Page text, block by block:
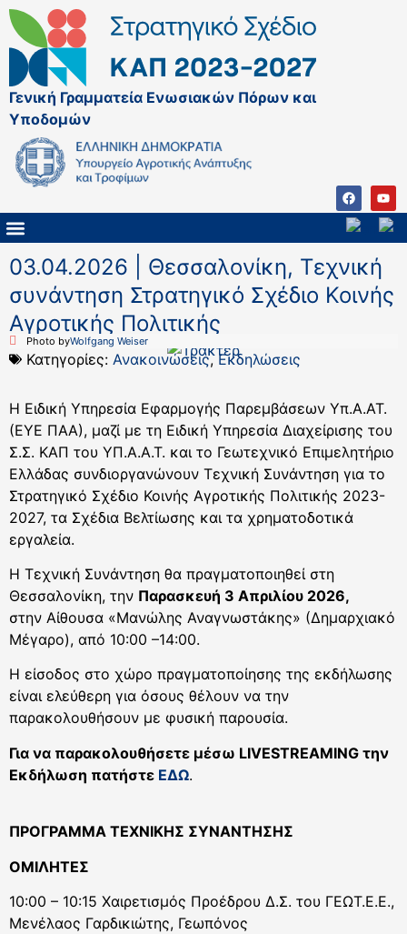
Γενική Γραμματεία Ενωσιακών Πόρων και
Υποδομών
03.04.2026 | Θεσσαλονίκη, Τεχνική
συνάντηση Στρατηγικό Σχέδιο Κοινής
Αγροτικής Πολιτικής
Photo byWolfgang Weiser
Κατηγορίες: Ανακοινώσεις, Εκδηλώσεις
Η Ειδική Υπηρεσία Εφαρμογής Παρεμβάσεων Υπ.Α.ΑΤ.
(ΕΥΕ ΠΑΑ), μαζί με τη Ειδική Υπηρεσία Διαχείρισης του
Σ.Σ. ΚΑΠ του ΥΠ.Α.Α.Τ. και το Γεωτεχνικό Επιμελητήριο
Ελλάδας συνδιοργανώνουν Τεχνική Συνάντηση για το
Στρατηγικό Σχέδιο Κοινής Αγροτικής Πολιτικής 2023-
2027, τα Σχέδια Βελτίωσης και τα χρηματοδοτικά
εργαλεία.
Η Τεχνική Συνάντηση θα πραγματοποιηθεί στη
Θεσσαλονίκη, την Παρασκευή 3 Απριλίου 2026,
στην Αίθουσα «Μανώλης Αναγνωστάκης» (Δημαρχιακό
Μέγαρο), από 10:00 –14:00.
Η είσοδος στο χώρο πραγματοποίησης της εκδήλωσης
είναι ελεύθερη για όσους θέλουν να την
παρακολουθήσουν με φυσική παρουσία.
Για να παρακολουθήσετε μέσω LIVESTREAMING την
Εκδήλωση πατήστε ΕΔΩ.
ΠΡΟΓΡΑΜΜΑ ΤΕΧΝΙΚΗΣ ΣΥΝΑΝΤΗΣΗΣ
ΟΜΙΛΗΤΕΣ
10:00 – 10:15 Χαιρετισμός Προέδρου Δ.Σ. του ΓΕΩΤ.Ε.Ε.,
Μενέλαος Γαρδικιώτης, Γεωπόνος